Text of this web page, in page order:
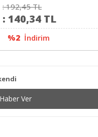
:192,45TL
: 140,34 TL
%2 İndirim
Ver